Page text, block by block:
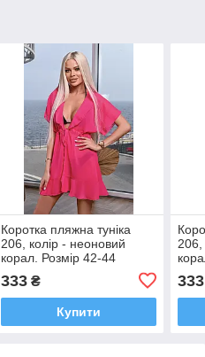
Коротка пляжна туніка
206, колір - неоновий
корал. Розмір 42-44
333₴
Купити
206,
333